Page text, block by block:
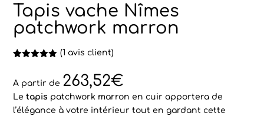
Tapis vache Nîmes
patchwork marron
basé sur
notation
client
(1 avis client)
A partir de 263,52€
Letapis patchwork marron en cuir apportera de
l’élégance à votre intérieur tout en gardant cette